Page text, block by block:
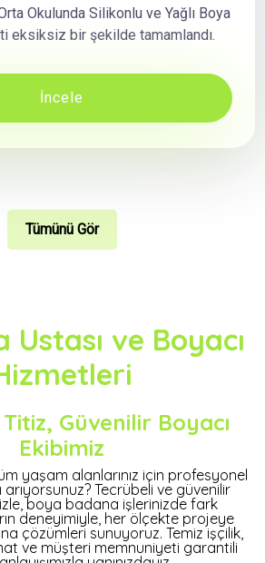
Okulunda Silikonlu ve Yağlı Boya
eksiksiz bir şekilde tamamlandı.
İncele
Tümünü Gör
Ustası ve Boyacı
Güvenilir Boyacı
Ekibimiz
yaşam alanlarınız için profesyonel
arıyorsunuz? Tecrübeli ve güvenilir
boya badana işlerinizde fark
deneyimiyle, her ölçekte projeye
çözümleri sunuyoruz. Temiz işçilik,
ve müşteri memnuniyeti garantili